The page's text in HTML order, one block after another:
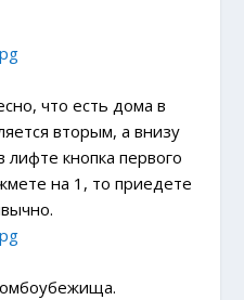
что есть дома в
вторым, а внизу
лифте кнопка первого
на 1, то приедете